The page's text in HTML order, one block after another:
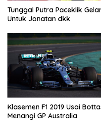
Tunggal Putra Paceklik
Untuk Jonatan dkk
Klasemen F1 2019 Usai
Menangi GP Australia